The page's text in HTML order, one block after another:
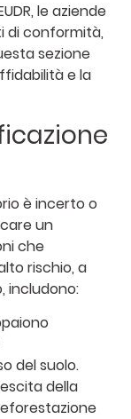
le aziende
di conformità,
sezione
e la
è incerto o
un
che
rischio, a
includono:
del suolo.
della